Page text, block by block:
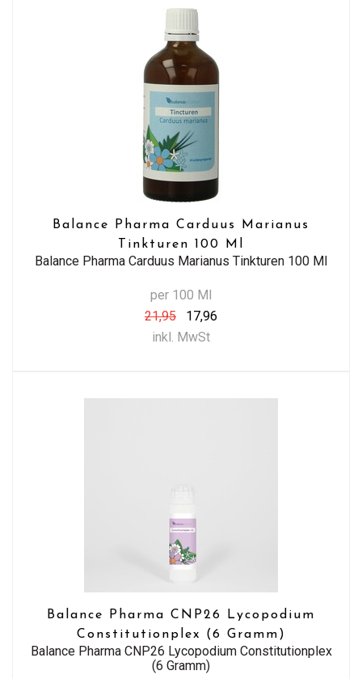
Balance Pharma Carduus Marianus
Tinkturen 100 Ml
Balance Pharma Carduus Marianus Tinkturen 100 Ml
per 100 Ml
21,95
17,96
inkl. MwSt
Balance Pharma CNP26 Lycopodium
Constitutionplex (6 Gramm)
Balance Pharma CNP26 Lycopodium Constitutionplex
(6 Gramm)